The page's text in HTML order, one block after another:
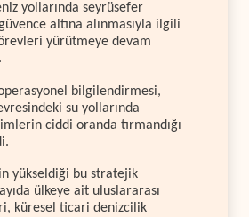
yollarında seyrüsefer
altına alınmasıyla ilgili
yürütmeye devam
bilgilendirmesi,
su yollarında
ciddi oranda tırmandığı
yükseldiği bu stratejik
ülkeye ait uluslararası
küresel ticari denizcilik